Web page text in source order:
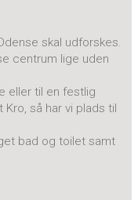
skal udforskes.
centrum lige uden
eller til en festlig
så har vi plads til
bad og toilet samt